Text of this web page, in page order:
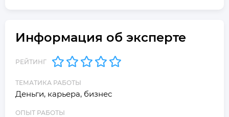
Информация об эксперте
РЕЙТИНГ
ТЕМАТИКА РАБОТЫ
Деньги, карьера, бизнес
ОПЫТ РАБОТЫ